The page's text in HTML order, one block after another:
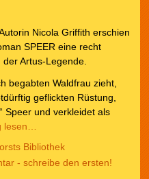
Nicola Griffith erschien
SPEER eine recht
Artus-Legende.
begabten Waldfrau zieht,
geflickten Rüstung,
Speer und verkleidet als
lesen…
Bibliothek
- schreibe den ersten!